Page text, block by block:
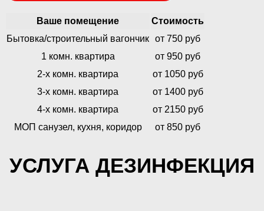
Ваше помещение
Стоимость
Бытовка/строительный вагончик от 750 руб
1 комн. квартира
от 950 руб
2-х комн. квартира
от 1050 руб
3-х комн. квартира
от 1400 руб
4-х комн. квартира
от 2150 руб
МОП санузел, кухня, коридор
от 850 руб
УСЛУГА ДЕЗИНФЕКЦИЯ